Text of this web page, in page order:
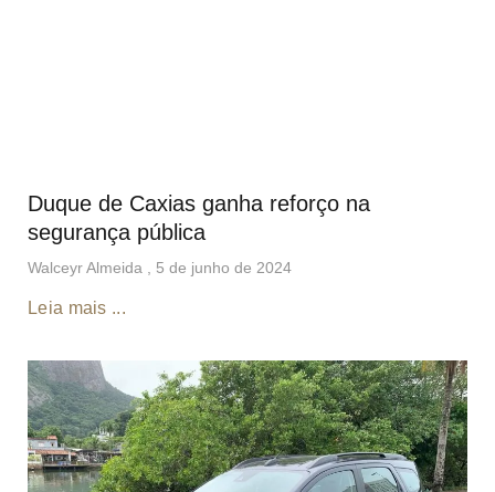
Duque de Caxias ganha reforço na
segurança pública
Walceyr Almeida 5 de junho de 2024
Leia mais ...